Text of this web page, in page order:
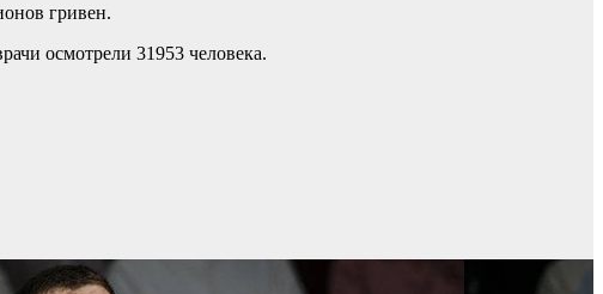
гривен.
осмотрели 31953 человека.